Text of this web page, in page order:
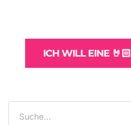
ICH WILL EINE 🤘🏻